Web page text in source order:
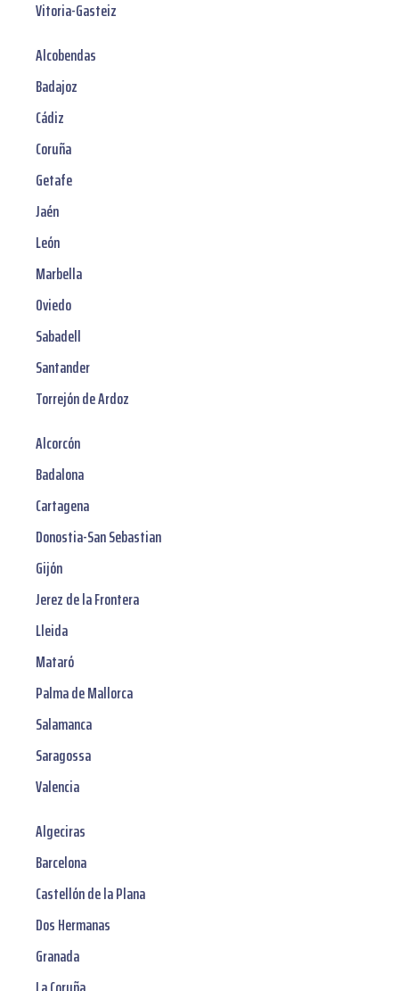
Vitoria-Gasteiz
Alcobendas
Badajoz
Cádiz
Coruña
Getafe
Jaén
León
Marbella
Oviedo
Sabadell
Santander
Torrejón de Ardoz
Alcorcón
Badalona
Cartagena
Donostia-San Sebastian
Gijón
Jerez de la Frontera
Lleida
Mataró
Palma de Mallorca
Salamanca
Saragossa
Valencia
Algeciras
Barcelona
Castellón de la Plana
Dos Hermanas
Granada